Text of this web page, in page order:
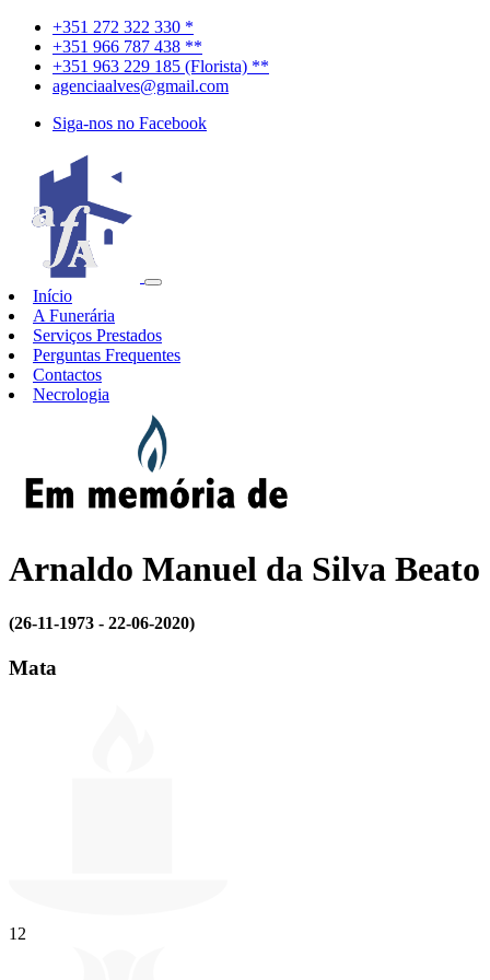
+351 272 322 330 *
+351 966 787 438 **
+351 963 229 185 (Florista) **
agenciaalves@gmail.com
Siga-nos no Facebook
Início
A Funerária
Serviços Prestados
Perguntas Frequentes
Contactos
Necrologia
Arnaldo Manuel da Silva Beato
(26-11-1973 - 22-06-2020)
Mata
12